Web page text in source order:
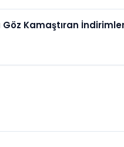
Göz Kamaştıran